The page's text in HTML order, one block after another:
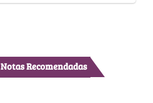
Notas Recomendadas